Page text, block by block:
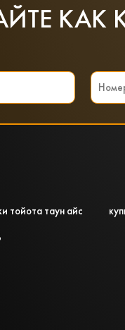
КАК
тойота таун айс